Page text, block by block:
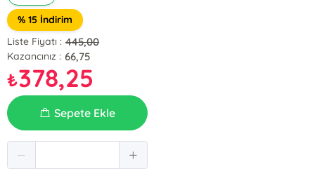
% 15 İndirim
Liste Fiyatı : 445,00
Kazancınız : 66,75
₺378,25
Sepete Ekle